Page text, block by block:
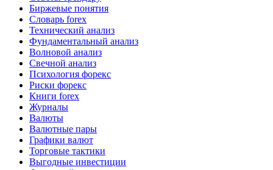
Биржевые понятия
Словарь forex
Технический анализ
Фундаментальный анализ
Волновой анализ
Свечной анализ
Психология форекс
Риски форекс
Книги forex
Журналы
Валюты
Валютные пары
Графики валют
Торговые тактики
Выгодные инвестиции